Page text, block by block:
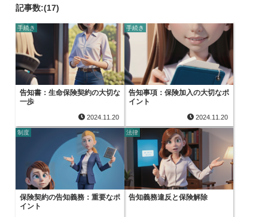
記事数:(17)
手続き
告知書：生命保険契約の大切な
一歩
2024.11.20
手続き
告知事項：保険加入の大切なポ
イント
2024.11.20
制度
保険契約の告知義務：重要なポ
イント
法律
告知義務違反と保険解除